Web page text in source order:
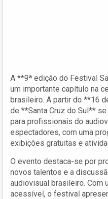
A **9ª edição do Festival
um importante capítulo na
brasileiro. A partir do **16
de **Santa Cruz do Sul**
para profissionais do
espectadores, com uma
exibições gratuitas e
O evento destaca-se por
novos talentos e a
audiovisual brasileiro. Com
acessível, o festival